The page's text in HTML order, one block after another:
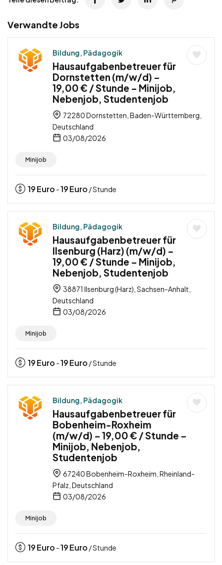
Verwandte Jobs
Bildung, Pädagogik
Hausaufgabenbetreuer für
Dornstetten (m/w/d) –
19,00 € / Stunde – Minijob,
Nebenjob, Studentenjob
72280 Dornstetten, Baden-Württemberg,
Deutschland
03/08/2026
Minijob
19Euro -19Euro / Stunde
Bildung, Pädagogik
Hausaufgabenbetreuer für
Ilsenburg (Harz) (m/w/d) –
19,00 € / Stunde – Minijob,
Nebenjob, Studentenjob
38871 Ilsenburg (Harz), Sachsen-Anhalt,
Deutschland
03/08/2026
Minijob
19Euro -19Euro / Stunde
Bildung, Pädagogik
Hausaufgabenbetreuer für
Bobenheim-Roxheim
(m/w/d) – 19,00 € / Stunde –
Minijob, Nebenjob,
Studentenjob
67240 Bobenheim-Roxheim, Rheinland-
Pfalz, Deutschland
03/08/2026
Minijob
19Euro -19Euro / Stunde